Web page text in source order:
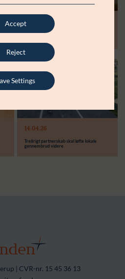
30.06.26
Aspiranterne får arbejdsro til at styrke
Støttebeløb i alt:
14.04.26
Treårigt partnerskab skal løfte lokale
gennembrud videre
Modtager:
Støttebeløb i alt:
| CVR-nr. 15 45 36 13
Accept
Reject
Settings